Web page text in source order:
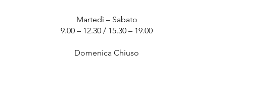
Martedì – Sabato
9.00 – 12.30 / 15.30 – 19.00
Domenica Chiuso